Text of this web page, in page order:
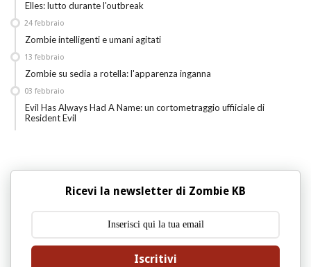
Elles: lutto durante l'outbreak
Zombie intelligenti e umani agitati
24 febbraio
Zombie su sedia a rotella: l'apparenza inganna
13 febbraio
Evil Has Always Had A Name: un cortometraggio uffiiciale di
Resident Evil
03 febbraio
Ricevi la newsletter di Zombie KB
Iscritivi